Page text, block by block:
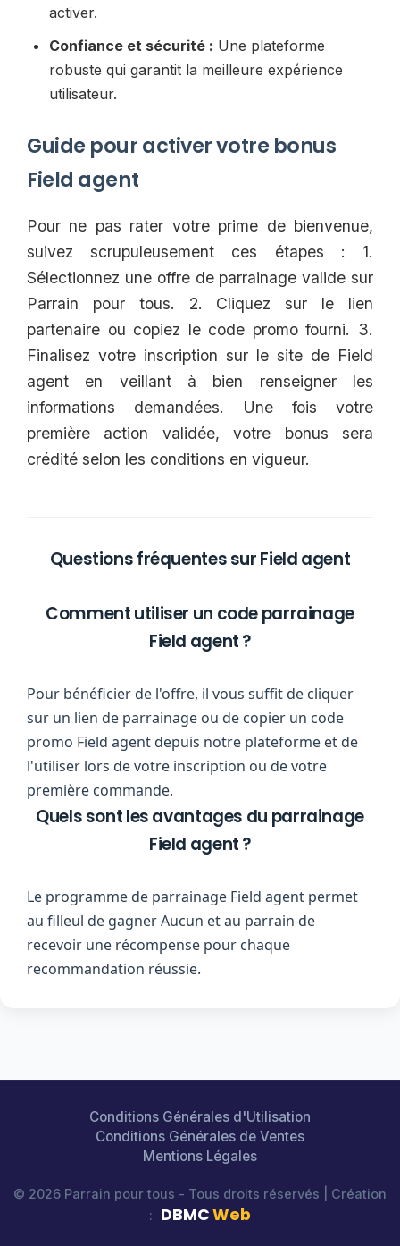
activer.
Confiance et sécurité : Une plateforme
robuste qui garantit la meilleure expérience
utilisateur.
Guide pour activer votre bonus
Field agent
Pour ne pas rater votre prime de bienvenue,
suivez scrupuleusement ces étapes : 1.
Sélectionnez une offre de parrainage valide sur
Parrain pour tous. 2. Cliquez sur le lien
partenaire ou copiez le code promo fourni. 3.
Finalisez votre inscription sur le site de Field
agent en veillant à bien renseigner les
informations demandées. Une fois votre
première action validée, votre bonus sera
crédité selon les conditions en vigueur.
Questions fréquentes sur Field agent
Comment utiliser un code parrainage
Field agent ?
Pour bénéficier de l'offre, il vous suffit de cliquer
sur un lien de parrainage ou de copier un code
promo Field agent depuis notre plateforme et de
l'utiliser lors de votre inscription ou de votre
première commande.
Quels sont les avantages du parrainage
Field agent ?
Le programme de parrainage Field agent permet
au filleul de gagner Aucun et au parrain de
recevoir une récompense pour chaque
recommandation réussie.
Conditions Générales d'Utilisation
Conditions Générales de Ventes
Mentions Légales
© 2026 Parrain pour tous - Tous droits réservés | Création
:
DBMCWeb